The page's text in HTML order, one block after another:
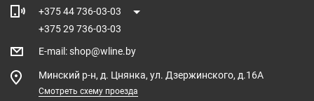
+375 44 736-03-03
+375 29 736-03-03
E-mail :shop@wline.by
Минский р-н, д. Цнянка, ул. Дзержинского, д.16А
Смотреть схему проезда